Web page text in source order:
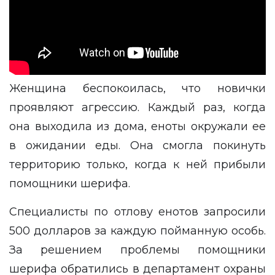
Женщина беспокоилась, что новички
проявляют агрессию. Каждый раз, когда
она выходила из дома, еноты окружали ее
в ожидании еды. Она смогла покинуть
территорию только, когда к ней прибыли
помощники шерифа.
Специалисты по отлову енотов запросили
500 долларов за каждую пойманную особь.
За решением проблемы помощники
шерифа обратились в департамент охраны